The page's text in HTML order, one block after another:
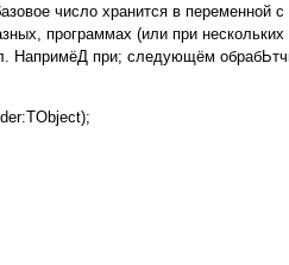
число хранится в переменной
программах (или при
НапримёД при; следующём